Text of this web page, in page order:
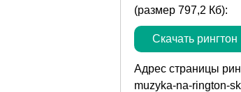
(размер 797,2 Кб):
Скачать рингтон
Адрес страницы
muzyka-na-rington-